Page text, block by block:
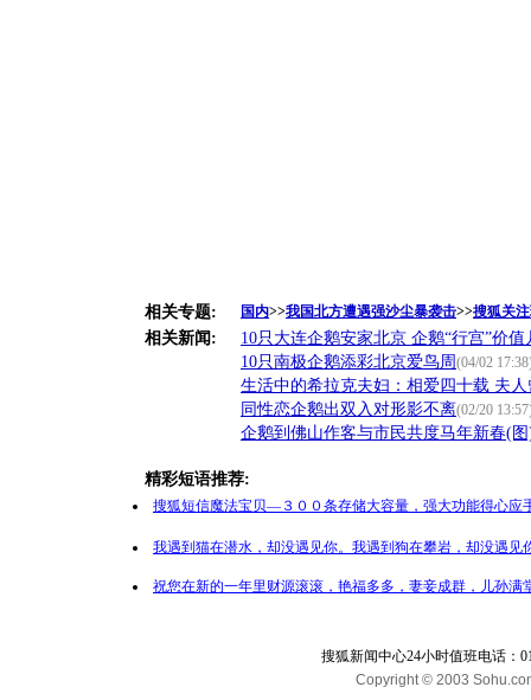
相关专题: 国内>>我国北方遭遇强沙尘暴袭击>>搜狐关
相关新闻:
10只大连企鹅安家北京 企鹅“行宫”价
10只南极企鹅添彩北京爱鸟周 (04/02
生活中的希拉克夫妇：相爱四十载 夫
同性恋企鹅出双入对形影不离(02/20
企鹅到佛山作客与市民共度马年新春(
精彩短语推荐:
搜狐短信魔法宝贝—３００条存储大容量，强大功能得心应
我遇到猫在潜水，却没遇见你。我遇到狗在攀岩，却没遇
祝您在新的一年里财源滚滚，艳福多多，妻妾成群，儿孙
搜狐新闻中心24小时值班电话：
Copyright © 2003